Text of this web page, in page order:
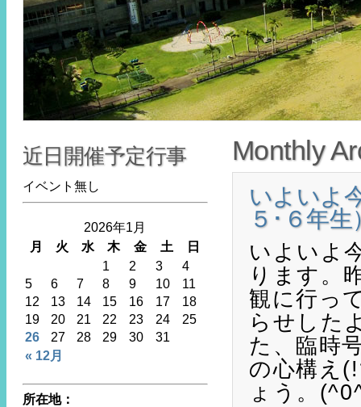
Monthly
いよいよ
５･６年生
いよいよ
ります。
観に行っ
らせした
た、臨時
の心構え
ょう。
近日開催予定行事
イベント無し
2026年1月
月
火 水 木 金 土 日
« 12月
1 2 3
4
5
6 7 8 9 10
11
12
13 14 15 16 17
18
19
20 21 22 23 24
25
26
27 28 29 30 31
所在地：